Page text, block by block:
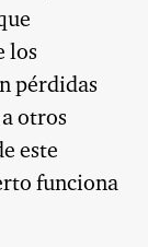
los
pérdidas
otros
este
funciona